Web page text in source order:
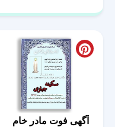
آگهی فوت مادر خام